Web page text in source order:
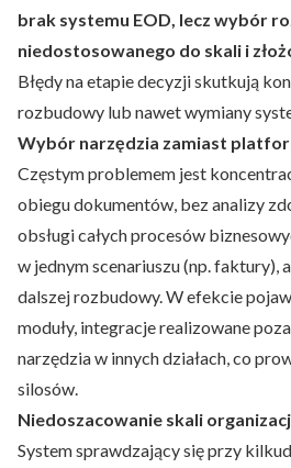
brak systemu EOD, lecz wybór
niedostosowanego do skali i
Błędy na etapie decyzji skutkują
rozbudowy lub nawet wymiany
Wybór narzędzia zamiast
Częstym problemem jest
obiegu dokumentów, bez analizy
obsługi całych procesów
w jednym scenariuszu (np. faktury),
dalszej rozbudowy. W efekcie
moduły, integracje realizowane
narzędzia w innych działach, co
silosów.
Niedoszacowanie skali
System sprawdzający się przy